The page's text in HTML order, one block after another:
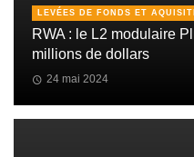
LEVÉES DE FONDS ET
RWA : le L2 modulaire
millions de dollars
24 mai 2024